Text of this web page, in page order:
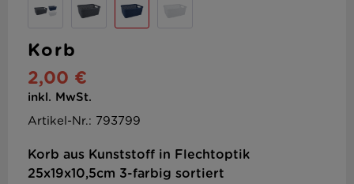
Korb
2,00 €
inkl. MwSt.
Artikel-Nr.: 793799
Korb aus Kunststoff in Flechtoptik
25x19x10,5cm 3-farbig sortiert